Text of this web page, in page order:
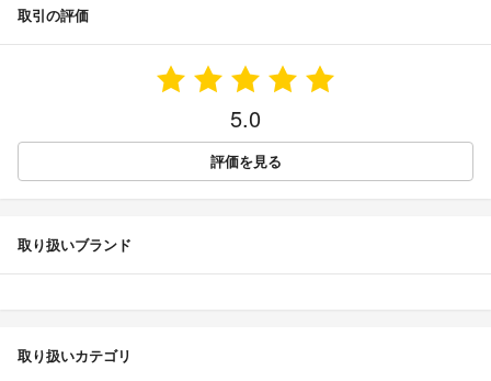
取引の評価
5.0
評価を見る
取り扱いブランド
取り扱いカテゴリ